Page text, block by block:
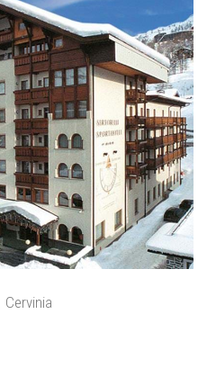
Cervinia